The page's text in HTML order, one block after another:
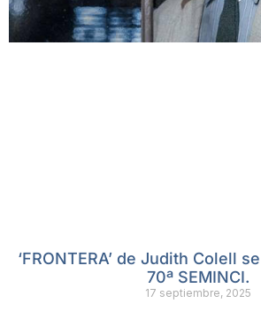
‘FRONTERA’ de Judith Colell
70ª SEMINCI.
17 septiembre, 2025